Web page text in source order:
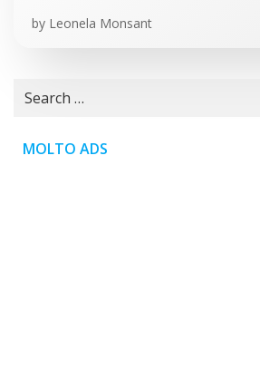
by Leonela Monsant
Search
MOLTO ADS